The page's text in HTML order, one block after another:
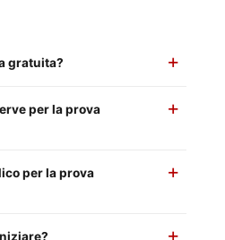
gratuita?
per la prova
per la prova